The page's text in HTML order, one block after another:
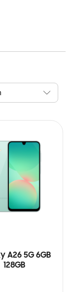
A26 5G 6GB
128GB